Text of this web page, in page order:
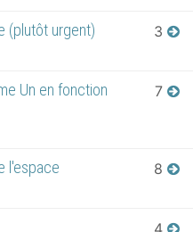
(plutôt urgent) 3
Un en fonction
7
l'espace 8